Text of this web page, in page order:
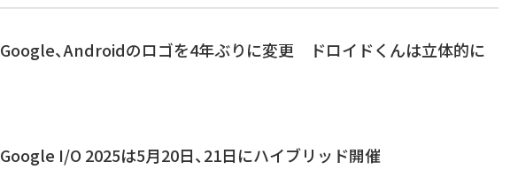
Google、Androidのロゴを4年ぶりに変更 ドロイドくんは立体的に
Google I/O 2025は5月20日、21日にハイブリッド開催